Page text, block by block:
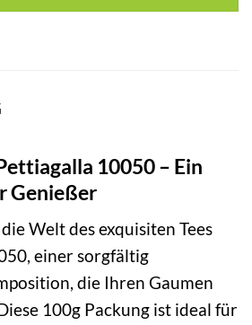
10050 – Ein
Genießer
Welt des exquisiten Tees
einer sorgfältig
die Ihren Gaumen
100g Packung ist ideal für